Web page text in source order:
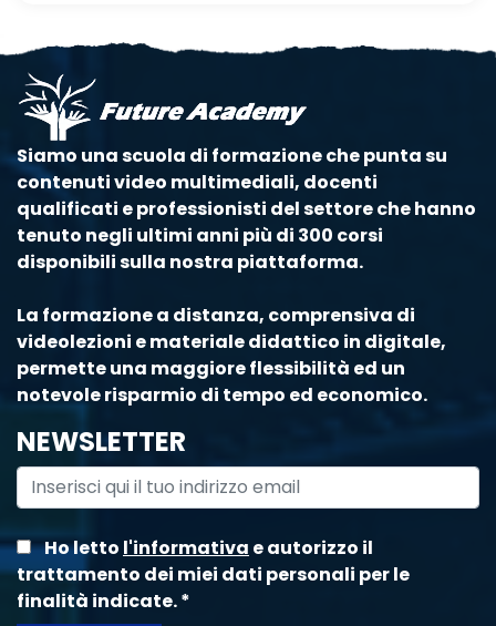
Siamo una scuola di formazione che punta su
contenuti video multimediali, docenti
qualificati e professionisti del settore che hanno
tenuto negli ultimi anni più di 300 corsi
disponibili sulla nostra piattaforma.
La formazione a distanza, comprensiva di
videolezioni e materiale didattico in digitale,
permette una maggiore flessibilità ed un
notevole risparmio di tempo ed economico.
NEWSLETTER
Ho letto l'informativa e autorizzo il
trattamento dei miei dati personali per le
finalità indicate.*